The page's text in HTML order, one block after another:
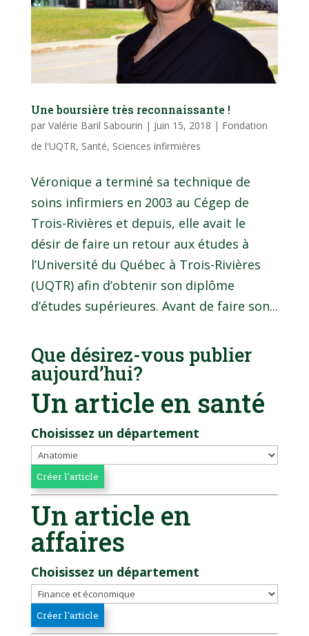
Une boursière très reconnaissante !
par Valérie Baril Sabourin | Juin 15, 2018 | Fondation
de l'UQTR, Santé, Sciences infirmières
Véronique a terminé sa technique de
soins infirmiers en 2003 au Cégep de
Trois-Rivières et depuis, elle avait le
désir de faire un retour aux études à
l’Université du Québec à Trois-Rivières
(UQTR) afin d’obtenir son diplôme
d’études supérieures. Avant de faire son...
Que désirez-vous publier
aujourd’hui?
Un article en santé
Choisissez un département
Un article en
affaires
Choisissez un département